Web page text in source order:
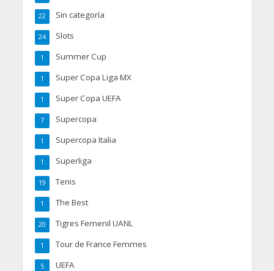
Sin categoría
22
Slots
24
Summer Cup
1
Super Copa Liga MX
1
Super Copa UEFA
1
Supercopa
7
Supercopa Italia
1
Superliga
1
Tenis
19
The Best
1
Tigres Femenil UANL
20
Tour de France Femmes
1
UEFA
5